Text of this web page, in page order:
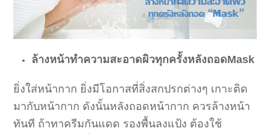
ล้างหน้าทำความสะอาดผิวทุกครั้งหลังถอดMask
ยิ่งใส่หน้ากาก ยิ่งมีโอกาสที่สิ่งสกปรกต่างๆ เกาะติด
มากับหน้ากาก ดังนั้นหลังถอดหน้ากาก ควรล้างหน้า
ทันที ถ้าทาครีมกันแดด รองพื้นลงแป้ง ต้องใช้